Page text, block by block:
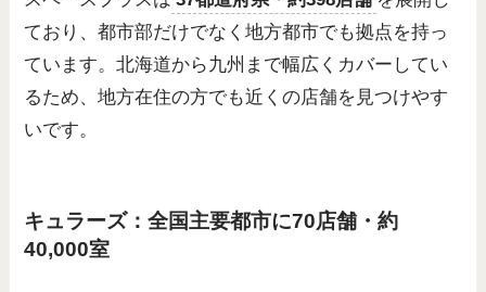
ており、都市部だけでなく地方都市でも拠点を持っ
ています。北海道から九州まで幅広くカバーしてい
るため、地方在住の方でも近くの店舗を見つけやす
いです。
キュラーズ：全国主要都市に70店舗・約
40,000室